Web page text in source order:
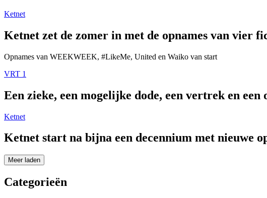
Ketnet
Ketnet zet de zomer in met de opnames van vier
Opnames van WEEKWEEK, #LikeMe, United en Waiko van start
VRT 1
Een zieke, een mogelijke dode, een vertrek en
Ketnet
Ketnet start na bijna een decennium met nieuwe
Meer laden
Categorieën